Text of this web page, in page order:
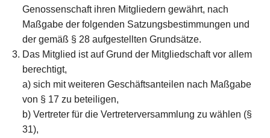
Genossenschaft ihren Mitgliedern gewährt, nach
Maßgabe der folgenden Satzungsbestimmungen und
der gemäß § 28 aufgestellten Grundsätze.
Das Mitglied ist auf Grund der Mitgliedschaft vor allem
berechtigt,
a) sich mit weiteren Geschäftsanteilen nach Maßgabe
von § 17 zu beteiligen,
b) Vertreter für die Vertreterversammlung zu wählen (§
31),